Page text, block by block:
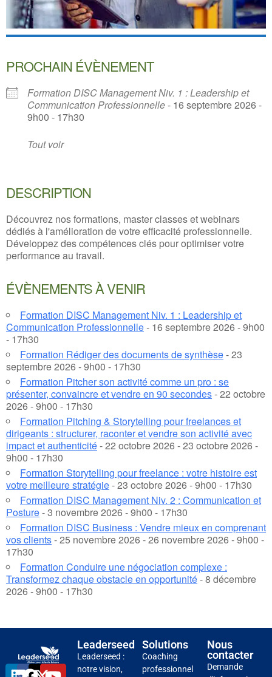
PROCHAIN ÉVÈNEMENT
Formation DISC Management Niv. 1 : Leadership et
Communication Professionnelle- 16 septembre 2026 -
9h00 - 17h30
Tout voir
DESCRIPTION
Découvrez nos formations, master classes et webinars
dédiés à l'amélioration de votre efficacité professionnelle.
Développez des compétences clés pour optimiser votre
performance au travail.
ÉVÈNEMENTS À VENIR
Formation DISC Management Niv. 1 : Leadership et
Communication Professionnelle- 16 septembre 2026 - 9h00
- 17h30
Formation Rédiger des documents de synthèse- 23
septembre 2026 - 9h00 - 17h30
Formation Pitcher son activité comme un pro : se
présenter, convaincre et vendre en 90 secondes- 22 octobre
2026 - 9h00 - 17h30
Formation Pitching & Storytelling pour freelances et
dirigeants : structurer, raconter et vendre son activité avec
impact et authenticité- 22 octobre 2026 - 23 octobre 2026 -
9h00 - 17h30
Formation Storytelling pour freelance : votre histoire est
votre meilleure stratégie- 23 octobre 2026 - 9h00 - 17h30
Formation DISC Management Niv. 2 : Communication et
Posture- 3 novembre 2026 - 9h00 - 17h30
Formation DISC Business : Vendre mieux en comprenant
vos clients- 25 novembre 2026 - 26 novembre 2026 - 9h00 -
17h30
Formation Conduire une négociation complexe :
Transformez chaque obstacle en opportunité- 8 décembre
2026 - 9h00 - 17h30
Leaderseed
Leaderseed :
notre vision,
Solutions
Coaching
professionnel
Nous
contacter
Demande